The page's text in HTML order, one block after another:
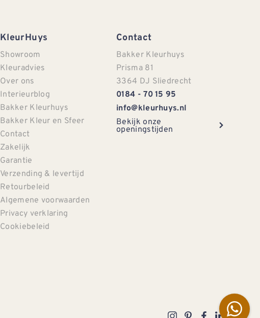
KleurHuys
Showroom
Kleuradvies
Over ons
Interieurblog
Bakker Kleurhuys
Bakker Kleur en Sfeer
Contact
Zakelijk
Garantie
Verzending & levertijd
Retourbeleid
Algemene voorwaarden
Privacy verklaring
Cookiebeleid
Contact
Bakker Kleurhuys
Prisma 81
3364 DJ Sliedrecht
0184 - 70 15 95
info@kleurhuys.nl
Bekijk onze
openingstijden